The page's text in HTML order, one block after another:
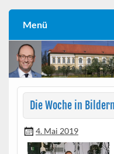
Menü
Die Woche in Bildern
4. Mai 2019